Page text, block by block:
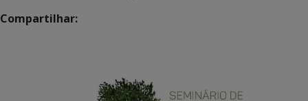
Compartilhar: